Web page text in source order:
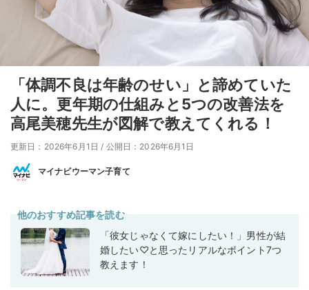
「体調不良は年齢のせい」と諦めていた
人に。更年期の仕組みと5つの改善法を
高尾美穂先生が図解で教えてくれる！
更新日：2026年6月1日 / 公開日：2026年6月1日
マイナビウーマン子育て
他のおすすめ記事を読む
「彼女じゃなくて嫁にしたい！」男性が結
婚したい♡と思ったリアルなポイント7つ
教えます！